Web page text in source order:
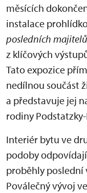
měsících
instalace
posledních
z klíčových
Tato expozice
nedílnou součást
a představuje jej
rodiny
Interiér bytu ve
podoby
proběhly poslední
Poválečný vývoj